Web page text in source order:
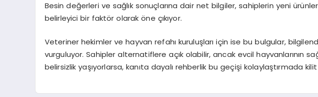
Besin değerleri ve sağlık sonuçlarına dair net bilgiler, sahiplerin yeni
belirleyici bir faktör olaraköne çıkıyor.
Veteriner hekimler ve hayvan refahı kuruluşları için ise bu bulgular,
vurguluyor. Sahipler alternatiflere açık olabilir, ancak evcil hayvanlarının
belirsizlik yaşıyorlarsa, kanıta dayalı rehberlik bu geçişi kolaylaştırmada